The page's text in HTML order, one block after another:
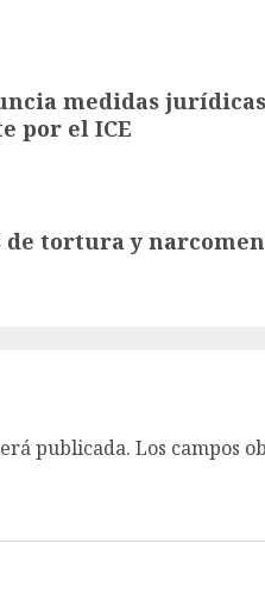
medidas jurídicas
por el ICE
de tortura y
publicada. Los campos